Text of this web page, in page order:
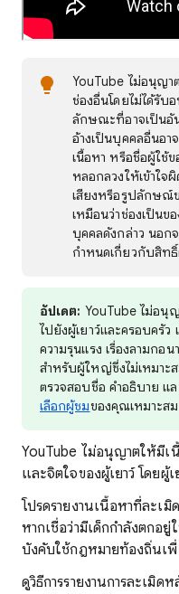
YouTube ไม่อนุญา
ช่องอื่นโดยไม่ได้รับ
ลักษณะที่อาจเป็นอั
อ้างเป็นบุคคลอื่นอา
เนื้อหา หรือชื่อผู้ใช้
หลอกลวงให้เข้าใจ
เสียงหรือรูปลักษณ์
เหมือนว่าช่องเป็นข
บุคคลดังกล่าว นอก
กำหนดเกี่ยวกับสิท
อัปเดต: YouTube ไม่อนุ
ไปยังผู้เยาว์และครอบครั
ความรุนแรง เรื่องลามกอ
สำหรับผู้ใหญ่ซึ่งไม่เหมา
ตรวจสอบชื่อ คำอธิบาย แ
เลือกผู้ชมของคุณเหมาะส
YouTube ไม่อนุญาตให้มีเ
และจิตใจของผู้เยาว์ โดยผู้
โปรดรายงานเนื้อหาที่ละเ
หากเชื่อว่ามีเด็กกำลังตกอ
บังคับใช้กฎหมายท้องถิ่นเ
ดูวิธีการรายงานการละเมิ